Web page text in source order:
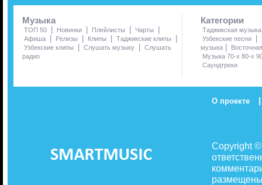
Музыка
ТОП 50 | Новинки | Плейлисты | Чарты |
Афиша | Релизы | Клипы | Таджикские клипы |
Узбекские клипы | Слушать музыку | Слушать
радио
Категории
Таджикская музыка
Узбекские песни
|
музыка |
Музыка 70-х 80-х
Саундтреки
О проекте |
Copyright
размещены